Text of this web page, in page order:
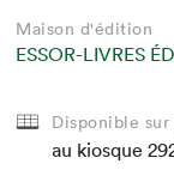
Maison d'édition
ESSOR-LIVRES
Disponible sur
au kiosque